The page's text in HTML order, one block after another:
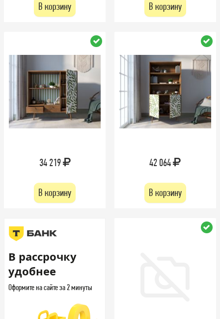
В корзину В корзину
34 219
В корзину
42 064
В корзину
В рассрочку
удобнее
Оформите на сайте за 2 минуты